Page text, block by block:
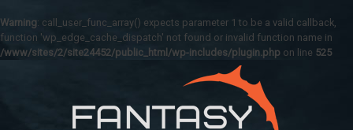
Warning: call_user_func_array() expects parameter 1 to be a valid callback,
function 'wp_edge_cache_dispatch' not found or invalid function name in
/www/sites/2/site24452/public_html/wp-includes/plugin.php on line 525